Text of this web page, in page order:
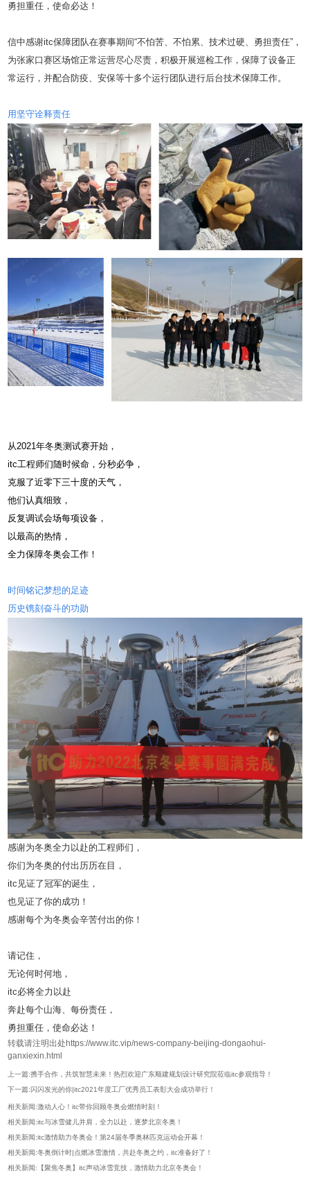
勇担重任，使命必达！
信中感谢itc保障团队在赛事期间“不怕苦、不怕累、技术过硬、勇担责任”，
为张家口赛区场馆正常运营尽心尽责，积极开展巡检工作，保障了设备正
常运行，并配合防疫、安保等十多个运行团队进行后台技术保障工作。
用坚守诠释责任
从2021年冬奥测试赛开始，
itc工程师们随时候命，分秒必争，
克服了近零下三十度的天气，
他们认真细致，
反复调试会场每项设备，
以最高的热情，
全力保障冬奥会工作！
时间铭记梦想的足迹
历史镌刻奋斗的功勋
感谢为冬奥全力以赴的工程师们，
你们为冬奥的付出历历在目，
itc见证了冠军的诞生，
也见证了你的成功！
感谢每个为冬奥会辛苦付出的你！
请记住，
无论何时何地，
itc必将全力以赴
奔赴每个山海、每份责任，
勇担重任，使命必达！
转载请注明出处https://www.itc.vip/news-company-beijing-dongaohui-
ganxiexin.html
上一篇:携手合作，共筑智慧未来！热烈欢迎广东顺建规划设计研究院莅临itc参观指导！
下一篇:闪闪发光的你|itc2021年度工厂优秀员工表彰大会成功举行！
相关新闻:激动人心！itc带你回顾冬奥会燃情时刻！
相关新闻:itc与冰雪健儿并肩，全力以赴，逐梦北京冬奥！
相关新闻:itc激情助力冬奥会！第24届冬季奥林匹克运动会开幕！
相关新闻:冬奥倒计时|点燃冰雪激情，共赴冬奥之约，itc准备好了！
相关新闻:【聚焦冬奥】itc声动冰雪竞技，激情助力北京冬奥会！